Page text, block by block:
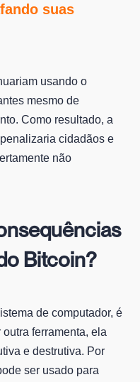
suas
usando o
mesmo de
Como resultado, a
cidadãos e
não
Bitcoin?
de computador, é
ferramenta, ela
e destrutiva. Por
ser usado para